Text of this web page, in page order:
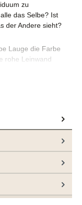
zu
das Selbe? Ist
der Andere sieht?
Lauge die Farbe
rohe Leinwand
Schluss des
Leinwand
den Gemälden